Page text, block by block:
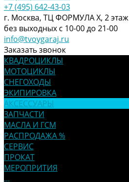
+7 (495) 642-43-03
г. Москва, ТЦ ФОРМУЛА Х, 2 этаж
без выходных с 10-00 до 21-00
info@tvoygaraj.ru
Заказать звонок
КВАДРОЦИКЛЫ
МОТОЦИКЛЫ
СНЕГОХОДЫ
ЭКИПИРОВКА
АКСЕССУАРЫ
ЗАПЧАСТИ
МАСЛА И ГСМ
РАСПРОДАЖА %
СЕРВИС
ПРОКАТ
МЕРОПРИТИЯ
...